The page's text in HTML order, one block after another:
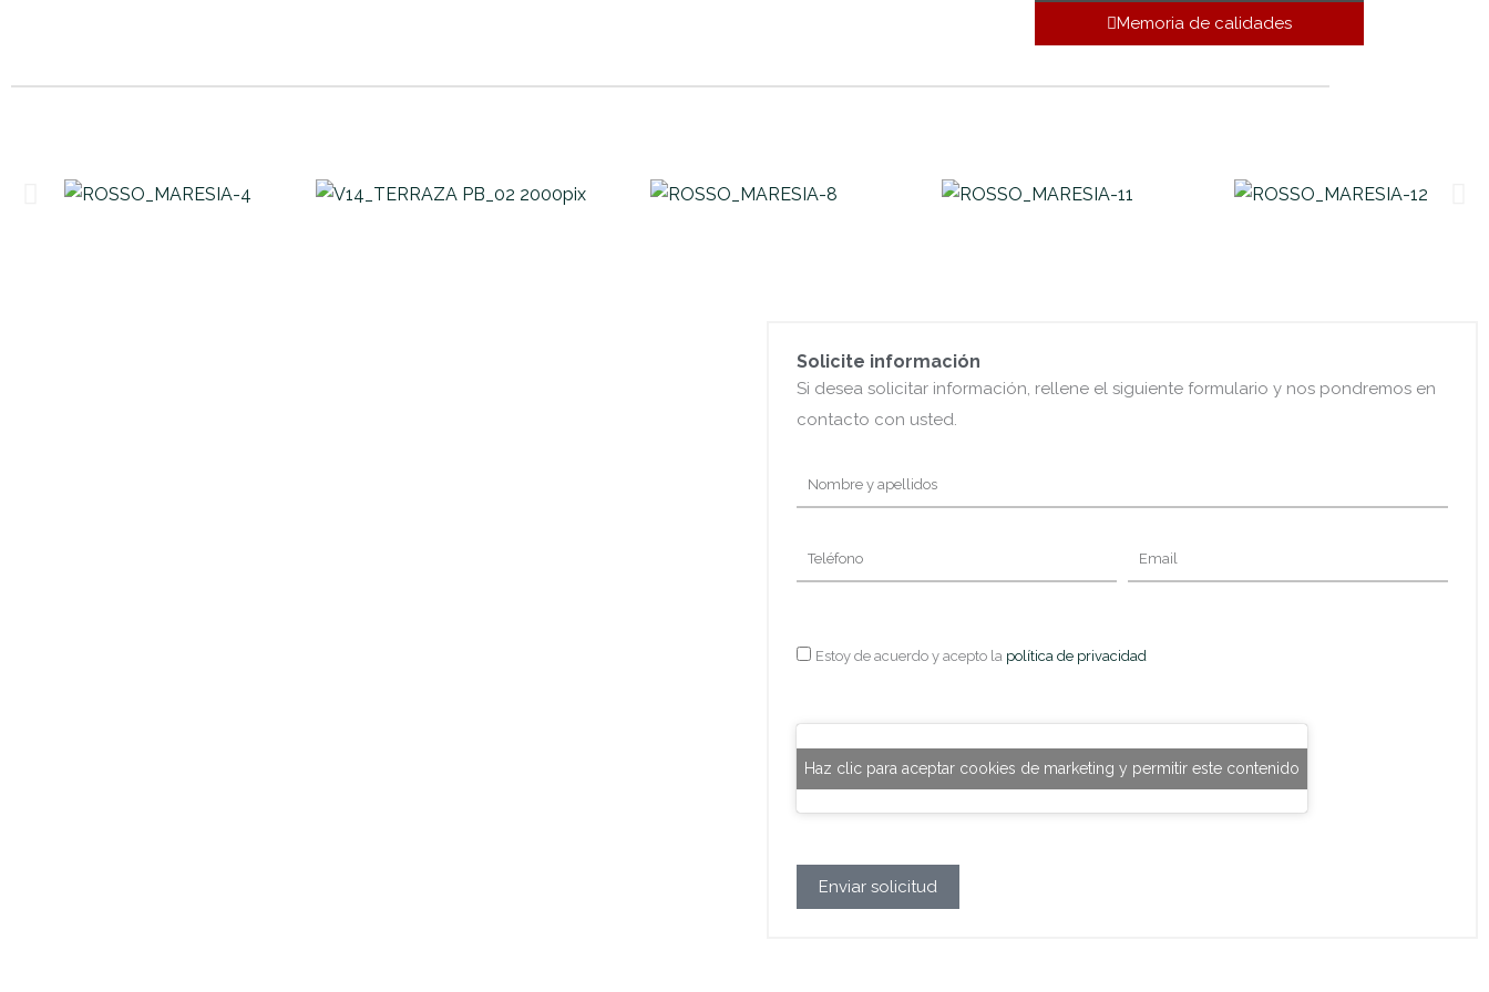
Memoria de calidades
Solicite información
Si desea solicitar información, rellene el siguiente formulario y nos pondremos en
contacto con usted.
Nombre
y
Teléfono Email
Estoy de acuerdo y acepto la política de privacidad
Haz clic para aceptar cookies de marketing y permitir este contenido
Enviar solicitud